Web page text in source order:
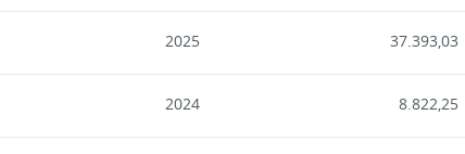
2025 37.393,03
2024 8.822,25